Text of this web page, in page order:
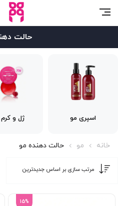
حالت
اسپری مو ژل و
خانه مو حالت دهنده مو
15%